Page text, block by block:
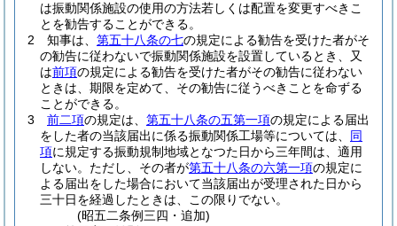
は振動関係施設の使用の方法若しくは配置を変更すべきこ
とを勧告することができる。
2
知事は、 第五十八条の七の規定による勧告を受けた者がそ
の勧告に従わないで振動関係施設を設置しているとき、又
は前項の規定による勧告を受けた者がその勧告に従わない
ときは、期限を定めて、その勧告に従うべきことを命ずる
ことができる。
3
前二項の規定は、 第五十八条の五第一項の規定による届出
をした者の当該届出に係る振動関係工場等については、 同
項に規定する振動規制地域となつた日から三年間は、適用
しない。 ただし、その者が第五十八条の六第一項の規定に
よる届出をした場合において当該届出が受理された日から
三十日を経過したときは、この限りでない。
(昭五二条例三四・追加)